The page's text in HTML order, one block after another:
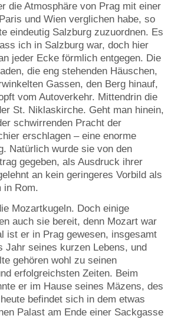
die Atmosphäre von Prag mit einer
und Wien verglichen habe, so
eindeutig Salzburg zuzuordnen. Es
ich in Salzburg war, doch hier
jeder Ecke förmlich entgegen. Die
die eng stehenden Häuschen,
Gassen, den Berg hinauf,
vom Autoverkehr. Mittendrin die
St. Niklaskirche. Geht man hinein,
schwirrenden Pracht der
erschlagen – eine enorme
Natürlich wurde sie von den
gegeben, als Ausdruck ihrer
an kein geringeres Vorbild als
in Rom.
Mozartkugeln. Doch einige
auch sie bereit, denn Mozart war
ist er in Prag gewesen, insgesamt
Jahr seines kurzen Lebens, und
gehören wohl zu seinen
erfolgreichsten Zeiten. Beim
er im Hause seines Mäzens, des
befindet sich in dem etwas
Palast am Ende einer Sackgasse